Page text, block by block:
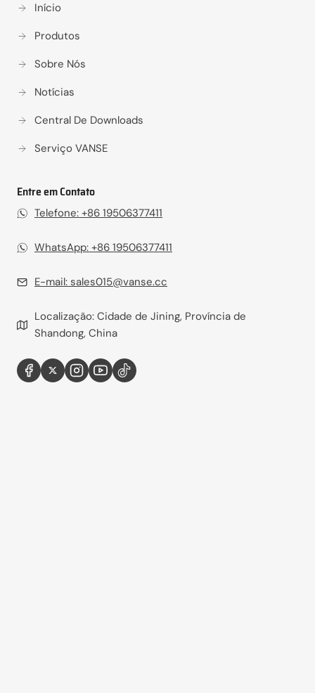
Início
Produtos
Sobre Nós
Notícias
Central De Downloads
Serviço VANSE
Entre em Contato
Telefone: +86 19506377411
WhatsApp: +86 19506377411
E-mail: sales015@vanse.cc
Localização: Cidade de Jining, Província de
Shandong, China